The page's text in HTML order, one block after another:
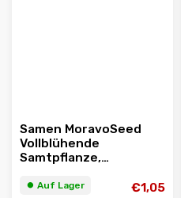
Samen MoravoSeed
Vollblühende
Samtpflanze,
⏺︎ Auf Lager €1,05